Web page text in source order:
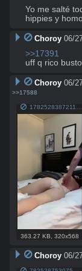
Yo me salté
hippies y
Choroy 06/
>>17391
uff q rico busto
Choroy 06/
>>17588
1782528387211.mp4
363.27 KB,320x568
Choroy 06/